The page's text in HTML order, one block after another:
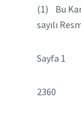
(1) Bu
sayılı
Sayfa 1
2360